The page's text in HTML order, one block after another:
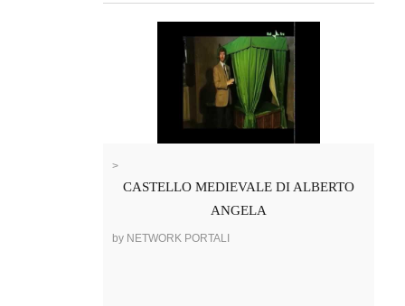
>
CASTELLO MEDIEVALE DI ALBERTO
ANGELA
by NETWORK PORTALI